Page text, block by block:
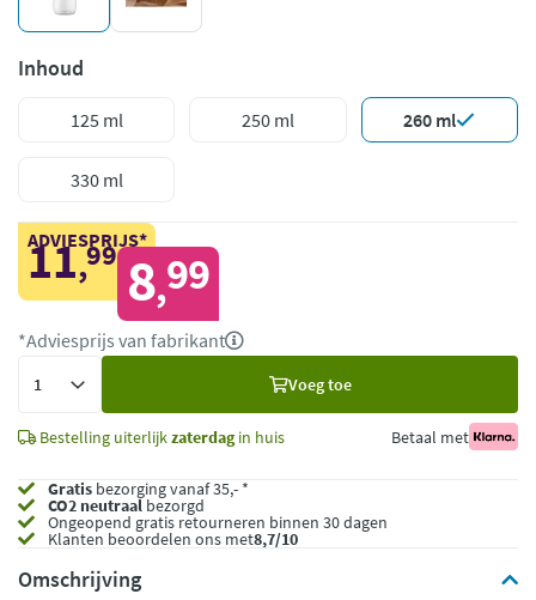
Inhoud
125 ml 250 ml 260 ml
330 ml
ADVIESPRIJS*
11,99 8,99
*Adviesprijs van fabrikant
Voeg toe
Bestelling uiterlijkzaterdagin huis Betaal met
Gratis bezorging vanaf 35,- *
CO2 neutraalbezorgd
Ongeopend gratis retourneren binnen 30 dagen
Klanten beoordelen ons met8,7/10
Omschrijving